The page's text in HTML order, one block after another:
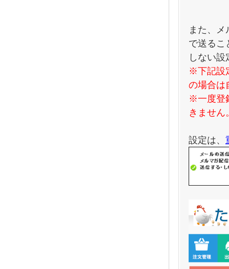
また、
で送るこ
しない
※下記設
の場合は
※一度登
きませ
設定は、